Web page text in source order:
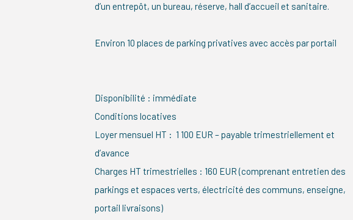
d’un entrepôt, un bureau, réserve, hall d’accueil et sanitaire.
Environ 10 places de parking privatives avec accès par portail
Disponibilité : immédiate
Conditions locatives
Loyer mensuel HT : 1 100 EUR – payable trimestriellement et
d’avance
Charges HT trimestrielles : 160 EUR (comprenant entretien des
parkings et espaces verts, électricité des communs, enseigne,
portail livraisons)